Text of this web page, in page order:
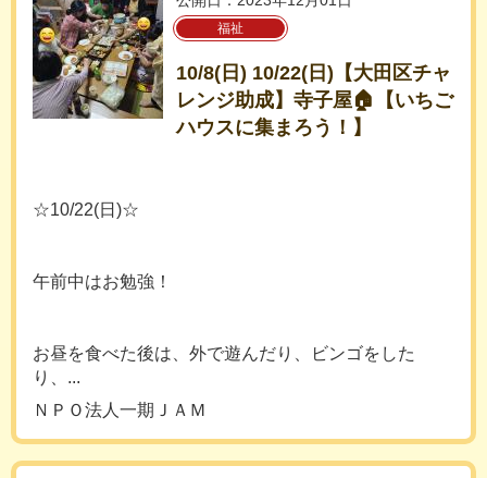
福祉
10/8(日) 10/22(日)【大田区チャ
レンジ助成】寺子屋🏠【いちご
ハウスに集まろう！】
☆10/22(日)☆
午前中はお勉強！
お昼を食べた後は、外で遊んだり、ビンゴをした
り、...
ＮＰＯ法人一期ＪＡＭ